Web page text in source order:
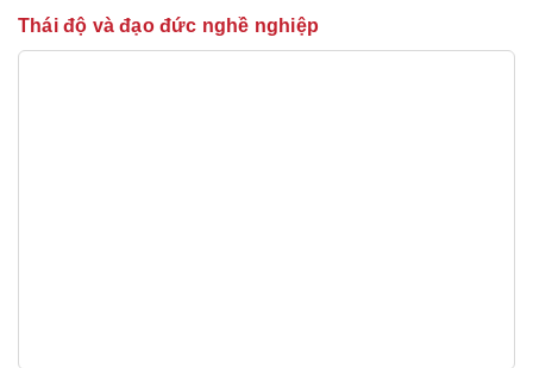
Thái độ và đạo đức nghề nghiệp